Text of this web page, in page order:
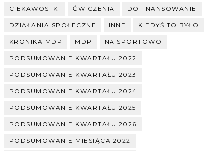
CIEKAWOSTKI ĆWICZENIA DOFINANSOWANIE
DZIAŁANIA SPOŁECZNE INNE KIEDYŚ TO BYŁO
KRONIKA MDP MDP NA SPORTOWO
PODSUMOWANIE KWARTAŁU 2022
PODSUMOWANIE KWARTAŁU 2023
PODSUMOWANIE KWARTAŁU 2024
PODSUMOWANIE KWARTAŁU 2025
PODSUMOWANIE KWARTAŁU 2026
PODSUMOWANIE MIESIĄCA 2022